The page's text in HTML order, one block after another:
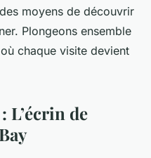
moyens de découvrir
Plongeons ensemble
chaque visite devient
L’écrin de